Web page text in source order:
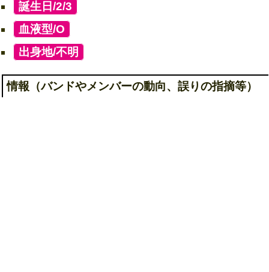
誕生日/2/3
血液型/O
出身地/不明
情報（バンドやメンバーの動向、誤りの指摘等）